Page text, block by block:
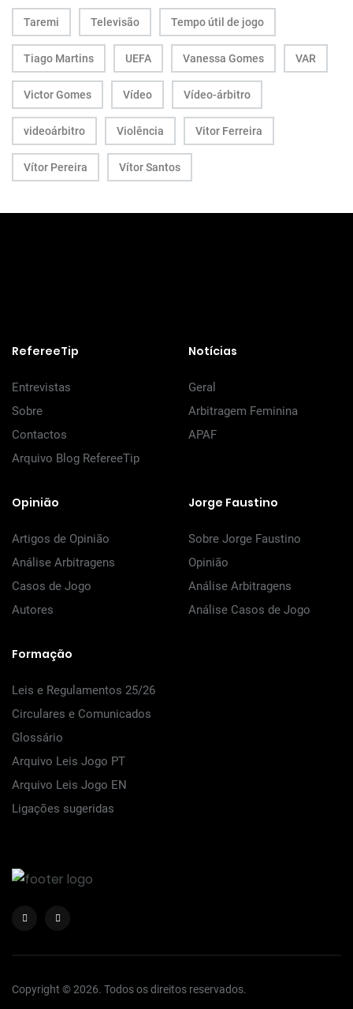
Taremi Televisão Tempo útil de jogo
Tiago Martins UEFA Vanessa Gomes VAR
Victor Gomes Vídeo Vídeo-árbitro
videoárbitro Violência Vitor Ferreira
Vítor Pereira Vítor Santos
RefereeTip
Entrevistas
Sobre
Contactos
Arquivo Blog RefereeTip
Notícias
Geral
Arbitragem Feminina
APAF
Opinião
Artigos de Opinião
Análise Arbitragens
Casos de Jogo
Autores
Jorge Faustino
Sobre Jorge Faustino
Opinião
Análise Arbitragens
Análise Casos de Jogo
Formação
Leis e Regulamentos 25/26
Circulares e Comunicados
Glossário
Arquivo Leis Jogo PT
Arquivo Leis Jogo EN
Ligações sugeridas
Copyright © 2026. Todos os direitos reservados.